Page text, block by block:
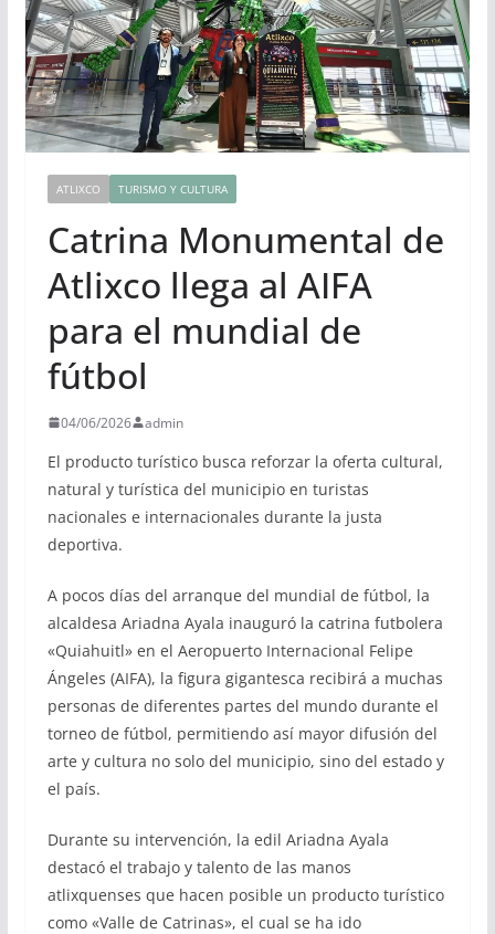
ATLIXCO TURISMO Y CULTURA
Catrina Monumental de
Atlixco llega al AIFA
para el mundial de
fútbol
04/06/2026 admin
El producto turístico busca reforzar la oferta cultural,
natural y turística del municipio en turistas
nacionales e internacionales durante la justa
deportiva.
A pocos días del arranque del mundial de fútbol, la
alcaldesa Ariadna Ayala inauguró la catrina futbolera
«Quiahuitl» en el Aeropuerto Internacional Felipe
Ángeles (AIFA), la figura gigantesca recibirá a muchas
personas de diferentes partes del mundo durante el
torneo de fútbol, permitiendo así mayor difusión del
arte y cultura no solo del municipio, sino del estado y
el país.
Durante su intervención, la edil Ariadna Ayala
destacó el trabajo y talento de las manos
atlixquenses que hacen posible un producto turístico
como «Valle de Catrinas», el cual se ha ido